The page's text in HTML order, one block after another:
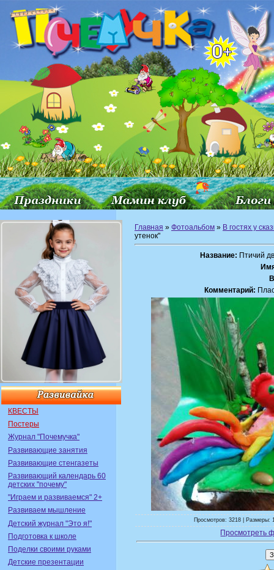
КВЕСТЫ
Постеры
Журнал "Почемучка"
Развивающие занятия
Развивающие стенгазеты
Развивающий календарь 60
детских "почему"
"Играем и развиваемся" 2+
Развиваем мышление
Детский журнал "Это я!"
Подготовка к школе
Поделки своими руками
Детские презентации
Главная » Фотоальбом » В гостях у
утенок"
Название: Птичий
Комментарий:
Просмотров: 3218 | Размеры:
Просмотреть